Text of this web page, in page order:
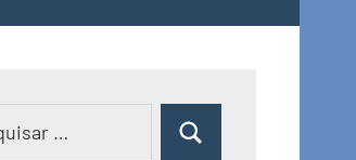
Pesquisar